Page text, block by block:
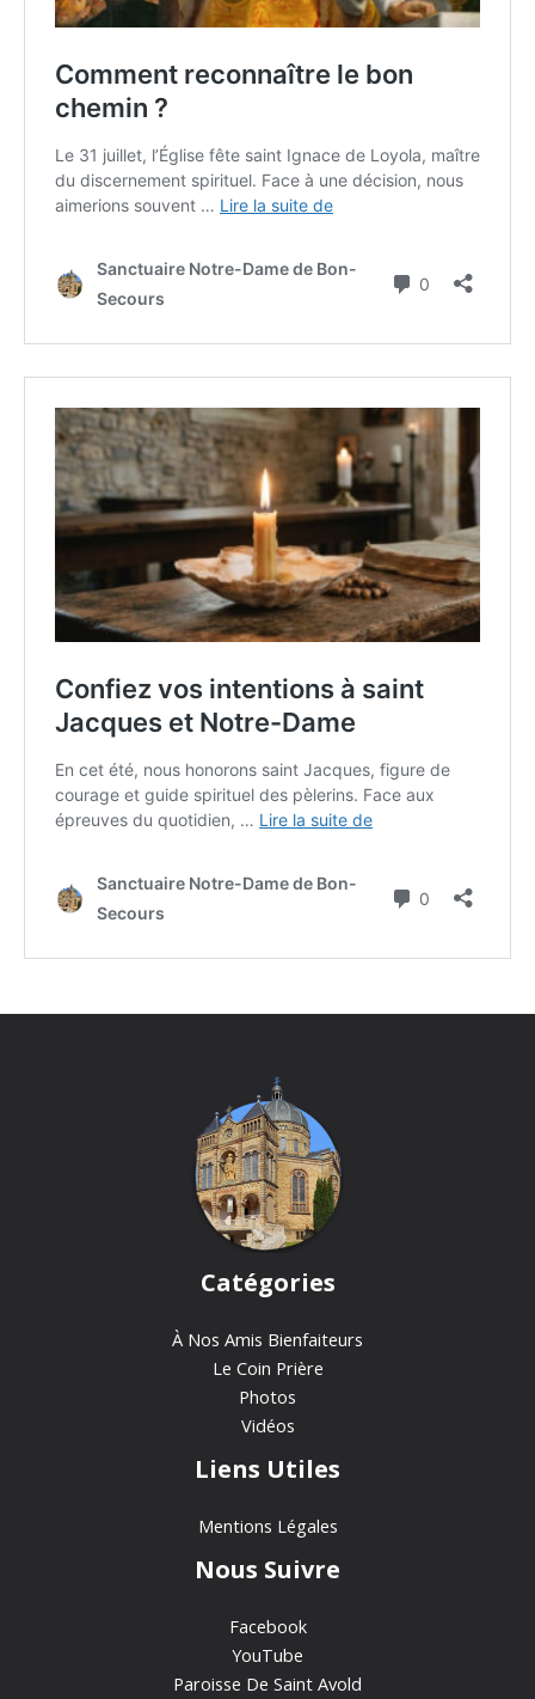
Catégories
À Nos Amis Bienfaiteurs
Le Coin Prière
Photos
Vidéos
Liens Utiles
Mentions Légales
Nous Suivre
Facebook
YouTube
Paroisse De Saint Avold